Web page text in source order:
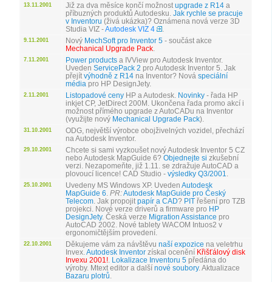
13.11.2001 Již za dva měsíce končí možnost upgrade z R14 a
příbuzných produktů Autodesku. Jak rychle se pracuje
v Inventoru (živá ukázka)? Oznámena nová verze 3D
Studia VIZ -Autodesk VIZ 4
9.11.2001 Nový MechSoft pro Inventor 5 - součást akce
Mechanical Upgrade Pack
7.11.2001 Power products a IVView pro Autodesk Inventor.
Uveden ServicePack 2 pro Autodesk Inventor 5. Jak
přejít výhodně z R14 na Inventor? Nová speciální
média pro HP DesignJety.
2.11.2001 Listopadové ceny HP a Autodesk. Novinky - řada HP
inkjet CP, JetDirect 200M. Ukončena řada promo akcí i
možnost přímého upgrade z AutoCADu na Inventor
(využijte nový Mechanical Upgrade Pack).
31.10.2001
ODG, největší výrobce obojživelných vozidel, přechází
na Autodesk Inventor.
29.10.2001
Chcete si sami vyzkoušet nový Autodesk Inventor 5 CZ
nebo Autodesk MapGuide 6? Objednejte si zkušební
verzi. Nezapomeňte, již 1.11. se zdražuje AutoCAD a
plovoucí licence! CAD Studio - výsledky Q3/2001
25.10.2001 Uvedeny MS Windows XP. Uveden Autodesk
MapGuide 6 PR:Autodesk MapGuide pro Český
Telecom . Jak propojit papír a CAD? PIT řešení pro TZB
projekci. Nové verze driverů a firmware pro HP
DesignJety. Česká verze Migration Assistance pro
AutoCAD 2002. Nové tablety WACOM Intuos2 v
ergonomičtějším provedení.
22.10.2001 Děkujeme vám za návštěvu naší expozice na veletrhu
Invex. Autodesk Inventor získal ocenění Křišťálový disk
Invexu 2001! Lokalizace Inventoru 5 předána do
výroby. Mtext editor a další nové soubory. Aktualizace
Bazaru plotrů